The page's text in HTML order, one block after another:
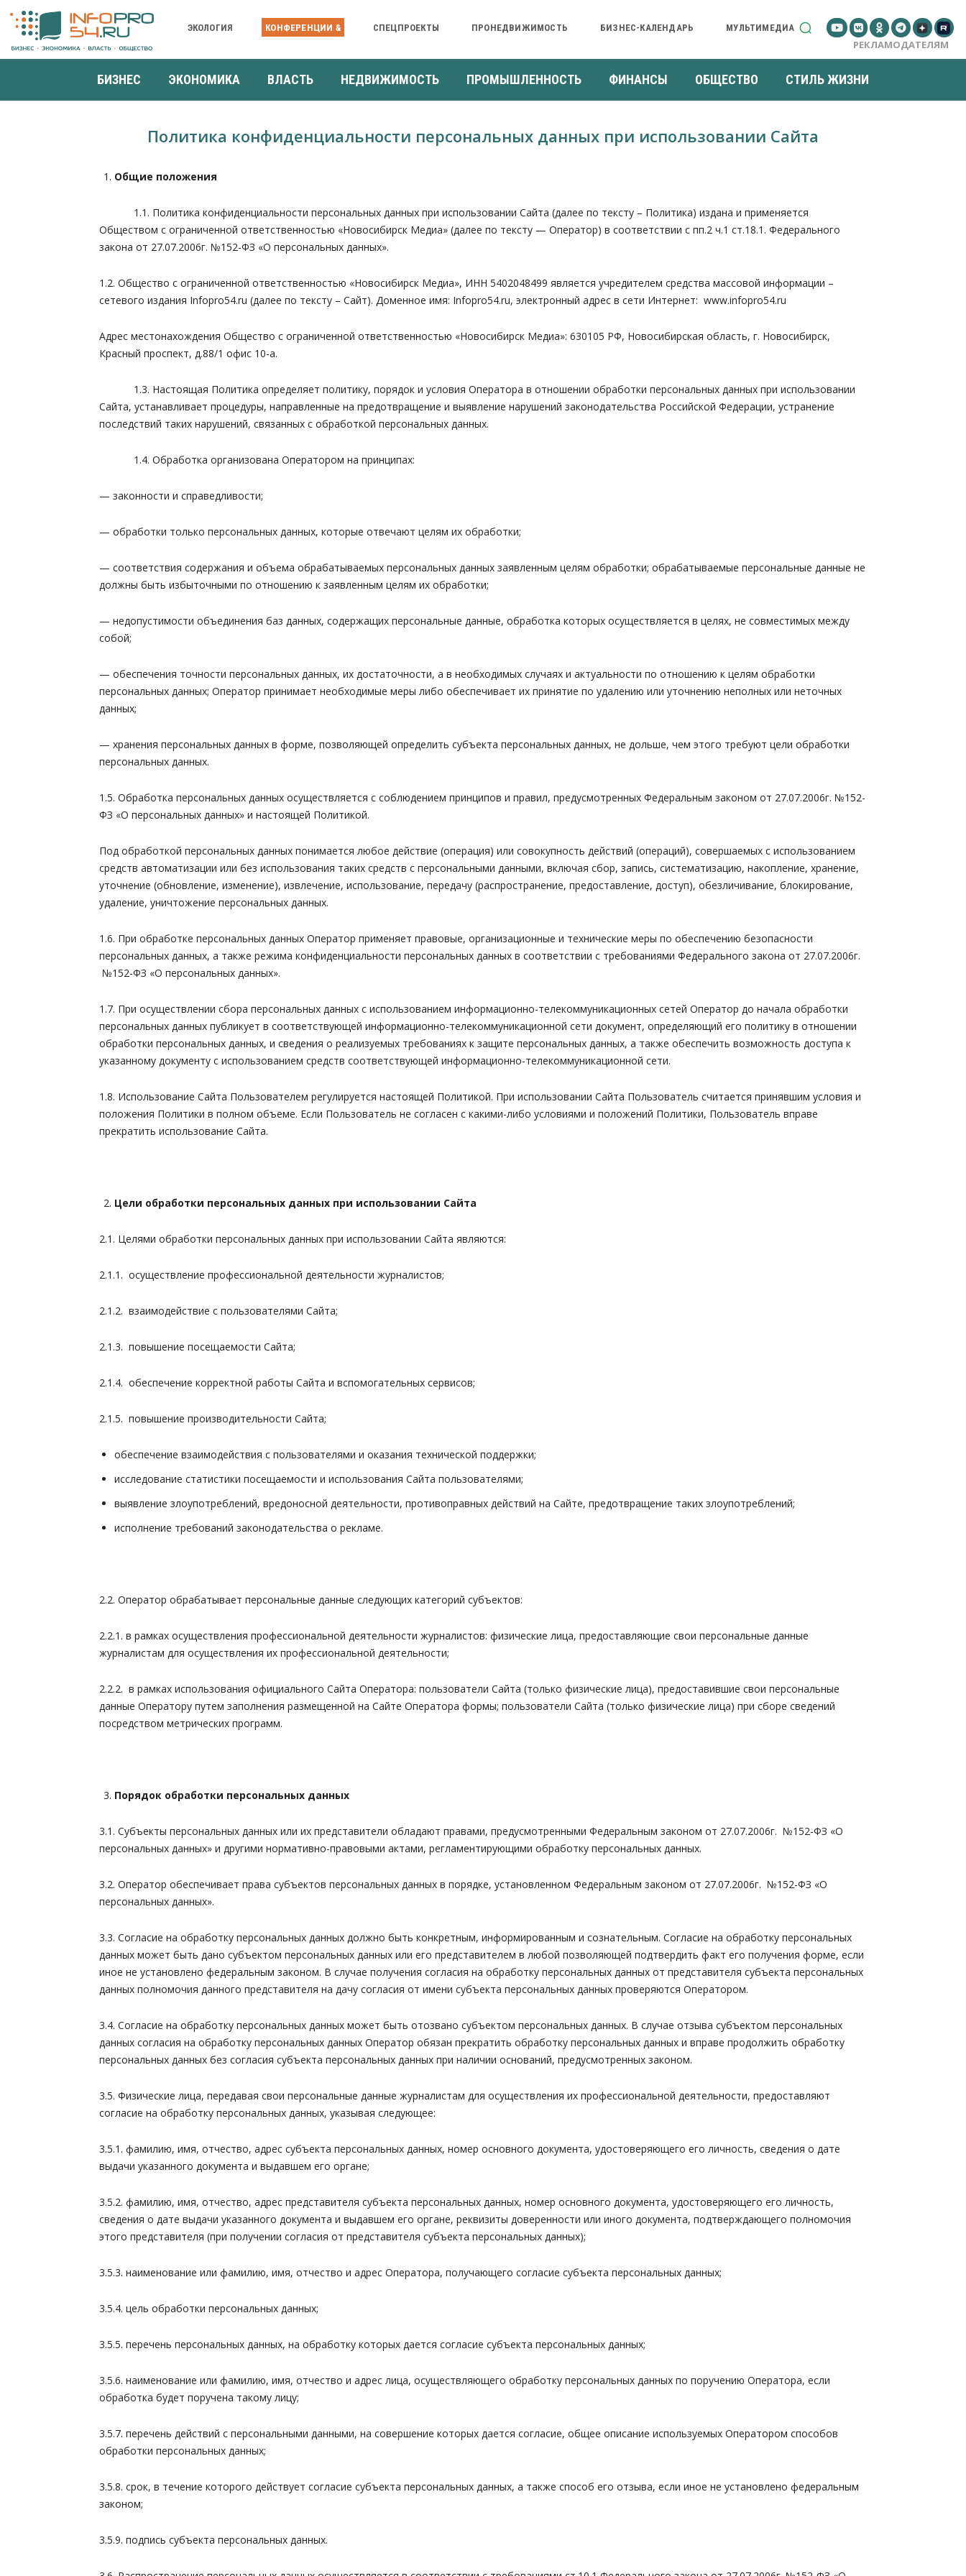
ЭКОЛОГИЯ КОНФЕРЕНЦИИ & СПЕЦПРОЕКТЫ ПРОНЕДВИЖИМОСТЬ БИЗНЕС-КАЛЕНДАРЬ МУЛЬТИМЕДИА
РЕКЛАМОДАТЕЛЯМ
БИЗНЕС ЭКОНОМИКА ВЛАСТЬ НЕДВИЖИМОСТЬ ПРОМЫШЛЕННОСТЬ ФИНАНСЫ ОБЩЕСТВО СТИЛЬ ЖИЗНИ
Политика конфиденциальности персональных данных при использовании Сайта
Общие положения
1.1. Политика конфиденциальности персональных данных при использовании Сайта (далее по тексту – Политика) издана и применяется
Обществом с ограниченной ответственностью «Новосибирск Медиа» (далее по тексту — Оператор) в соответствии с пп.2 ч.1 ст.18.1. Федерального
закона от 27.07.2006г. №152-ФЗ «О персональных данных».
1.2. Общество с ограниченной ответственностью «Новосибирск Медиа», ИНН 5402048499 является учредителем средства массовой информации –
сетевого издания Infopro54.ru (далее по тексту – Сайт). Доменное имя: Infopro54.ru, электронный адрес в сети Интернет: www.infopro54.ru
Адрес местонахождения Общество с ограниченной ответственностью «Новосибирск Медиа»: 630105 РФ, Новосибирская область, г. Новосибирск,
Красный проспект, д.88/1 офис 10-а.
1.3. Настоящая Политика определяет политику, порядок и условия Оператора в отношении обработки персональных данных при использовании
Сайта, устанавливает процедуры, направленные на предотвращение и выявление нарушений законодательства Российской Федерации, устранение
последствий таких нарушений, связанных с обработкой персональных данных.
1.4. Обработка организована Оператором на принципах:
— законности и справедливости;
— обработки только персональных данных, которые отвечают целям их обработки;
— соответствия содержания и объема обрабатываемых персональных данных заявленным целям обработки; обрабатываемые персональные данные не
должны быть избыточными по отношению к заявленным целям их обработки;
— недопустимости объединения баз данных, содержащих персональные данные, обработка которых осуществляется в целях, не совместимых между
собой;
— обеспечения точности персональных данных, их достаточности, а в необходимых случаях и актуальности по отношению к целям обработки
персональных данных; Оператор принимает необходимые меры либо обеспечивает их принятие по удалению или уточнению неполных или неточных
данных;
— хранения персональных данных в форме, позволяющей определить субъекта персональных данных, не дольше, чем этого требуют цели обработки
персональных данных.
1.5. Обработка персональных данных осуществляется с соблюдением принципов и правил, предусмотренных Федеральным законом от 27.07.2006г. №152-
ФЗ «О персональных данных» и настоящей Политикой.
Под обработкой персональных данных понимается любое действие (операция) или совокупность действий (операций), совершаемых с использованием
средств автоматизации или без использования таких средств с персональными данными, включая сбор, запись, систематизацию, накопление, хранение,
уточнение (обновление, изменение), извлечение, использование, передачу (распространение, предоставление, доступ), обезличивание, блокирование,
удаление, уничтожение персональных данных.
1.6. При обработке персональных данных Оператор применяет правовые, организационные и технические меры по обеспечению безопасности
персональных данных, а также режима конфиденциальности персональных данных в соответствии с требованиями Федерального закона от 27.07.2006г.
№152-ФЗ «О персональных данных».
1.7. При осуществлении сбора персональных данных с использованием информационно-телекоммуникационных сетей Оператор до начала обработки
персональных данных публикует в соответствующей информационно-телекоммуникационной сети документ, определяющий его политику в отношении
обработки персональных данных, и сведения о реализуемых требованиях к защите персональных данных, а также обеспечить возможность доступа к
указанному документу с использованием средств соответствующей информационно-телекоммуникационной сети.
1.8. Использование Сайта Пользователем регулируется настоящей Политикой. При использовании Сайта Пользователь считается принявшим условия и
положения Политики в полном объеме. Если Пользователь не согласен с какими-либо условиями и положений Политики, Пользователь вправе
прекратить использование Сайта.
Цели обработки персональных данных при использовании Сайта
2.1. Целями обработки персональных данных при использовании Сайта являются:
2.1.1. осуществление профессиональной деятельности журналистов;
2.1.2. взаимодействие с пользователями Сайта;
2.1.3. повышение посещаемости Сайта;
2.1.4. обеспечение корректной работы Сайта и вспомогательных сервисов;
2.1.5. повышение производительности Сайта;
обеспечение взаимодействия с пользователями и оказания технической поддержки;
исследование статистики посещаемости и использования Сайта пользователями;
выявление злоупотреблений, вредоносной деятельности, противоправных действий на Сайте, предотвращение таких злоупотреблений;
исполнение требований законодательства о рекламе.
2.2. Оператор обрабатывает персональные данные следующих категорий субъектов:
2.2.1. в рамках осуществления профессиональной деятельности журналистов: физические лица, предоставляющие свои персональные данные
журналистам для осуществления их профессиональной деятельности;
2.2.2. в рамках использования официального Сайта Оператора: пользователи Сайта (только физические лица), предоставившие свои персональные
данные Оператору путем заполнения размещенной на Сайте Оператора формы; пользователи Сайта (только физические лица) при сборе сведений
посредством метрических программ.
Порядок обработки персональных данных
3.1. Субъекты персональных данных или их представители обладают правами, предусмотренными Федеральным законом от 27.07.2006г. №152-ФЗ «О
персональных данных» и другими нормативно-правовыми актами, регламентирующими обработку персональных данных.
3.2. Оператор обеспечивает права субъектов персональных данных в порядке, установленном Федеральным законом от 27.07.2006г. №152-ФЗ «О
персональных данных».
3.3. Согласие на обработку персональных данных должно быть конкретным, информированным и сознательным. Согласие на обработку персональных
данных может быть дано субъектом персональных данных или его представителем в любой позволяющей подтвердить факт его получения форме, если
иное не установлено федеральным законом. В случае получения согласия на обработку персональных данных от представителя субъекта персональных
данных полномочия данного представителя на дачу согласия от имени субъекта персональных данных проверяются Оператором.
3.4. Согласие на обработку персональных данных может быть отозвано субъектом персональных данных. В случае отзыва субъектом персональных
данных согласия на обработку персональных данных Оператор обязан прекратить обработку персональных данных и вправе продолжить обработку
персональных данных без согласия субъекта персональных данных при наличии оснований, предусмотренных законом.
3.5. Физические лица, передавая свои персональные данные журналистам для осуществления их профессиональной деятельности, предоставляют
согласие на обработку персональных данных, указывая следующее:
3.5.1. фамилию, имя, отчество, адрес субъекта персональных данных, номер основного документа, удостоверяющего его личность, сведения о дате
выдачи указанного документа и выдавшем его органе;
3.5.2. фамилию, имя, отчество, адрес представителя субъекта персональных данных, номер основного документа, удостоверяющего его личность,
сведения о дате выдачи указанного документа и выдавшем его органе, реквизиты доверенности или иного документа, подтверждающего полномочия
этого представителя (при получении согласия от представителя субъекта персональных данных);
3.5.3. наименование или фамилию, имя, отчество и адрес Оператора, получающего согласие субъекта персональных данных;
3.5.4. цель обработки персональных данных;
3.5.5. перечень персональных данных, на обработку которых дается согласие субъекта персональных данных;
3.5.6. наименование или фамилию, имя, отчество и адрес лица, осуществляющего обработку персональных данных по поручению Оператора, если
обработка будет поручена такому лицу;
3.5.7. перечень действий с персональными данными, на совершение которых дается согласие, общее описание используемых Оператором способов
обработки персональных данных;
3.5.8. срок, в течение которого действует согласие субъекта персональных данных, а также способ его отзыва, если иное не установлено федеральным
законом;
3.5.9. подпись субъекта персональных данных.